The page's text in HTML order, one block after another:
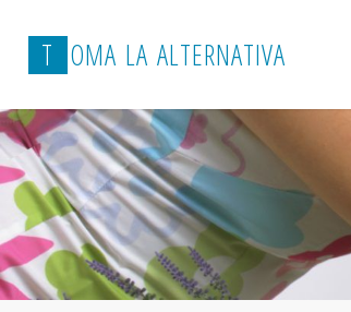
T OMA LA ALTERNATIVA